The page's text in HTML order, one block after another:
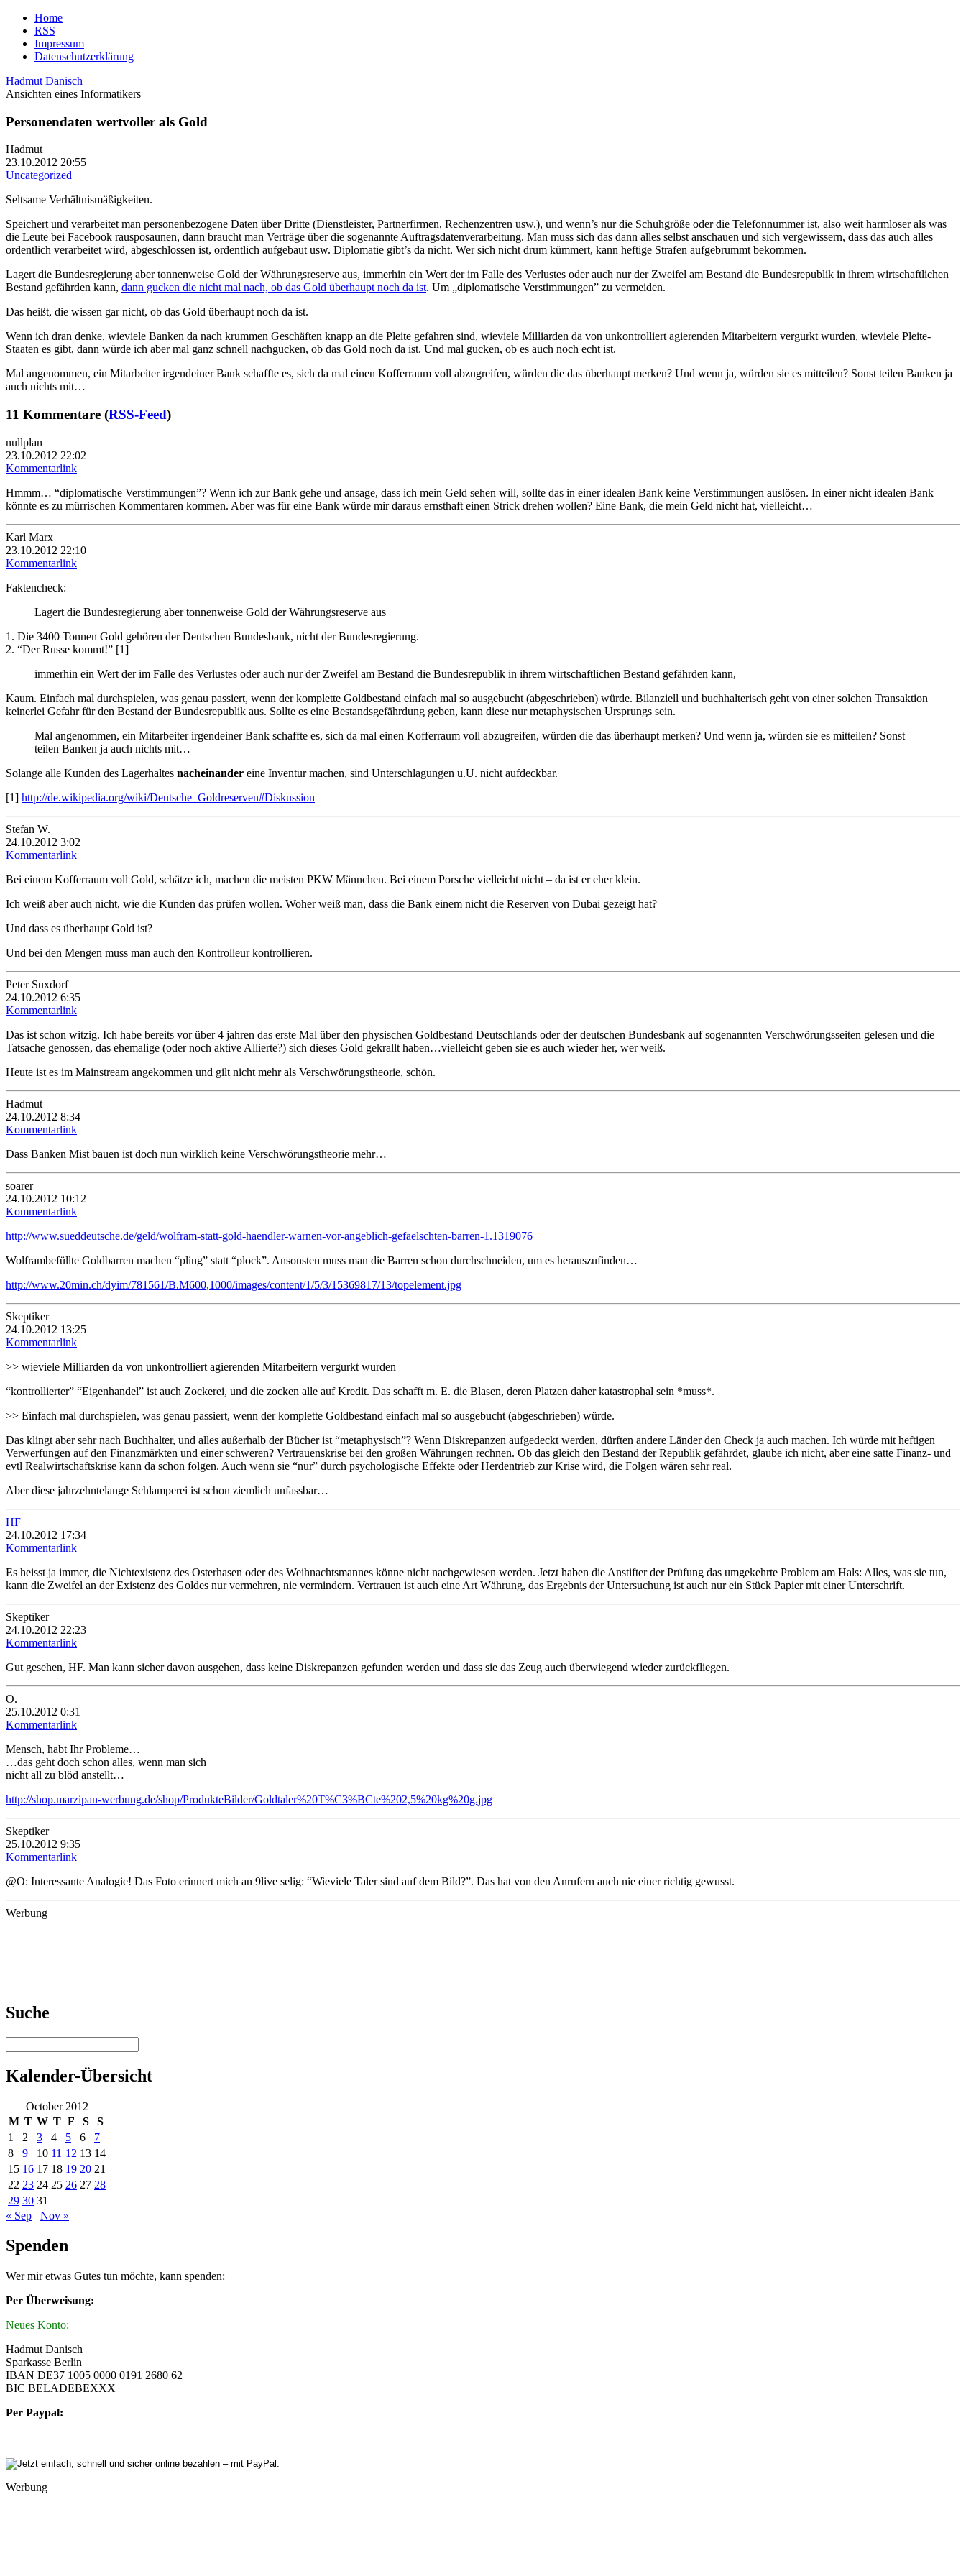
Home
RSS
Impressum
Datenschutzerklärung
Hadmut Danisch
Ansichten eines Informatikers
Personendaten wertvoller als Gold
Hadmut
23.10.2012 20:55
Uncategorized
Seltsame Verhältnismäßigkeiten.
Speichert und verarbeitet man personenbezogene Daten über Dritte (Dienstleister, Partnerfirmen, Rechenzentren usw.), und wenn’s nur die Schuhgröße oder die Telefonnummer ist, also weit harmloser als was
die Leute bei Facebook rausposaunen, dann braucht man Verträge über die sogenannte Auftragsdatenverarbeitung. Man muss sich das dann alles selbst anschauen und sich vergewissern, dass das auch alles
ordentlich verarbeitet wird, abgeschlossen ist, ordentlich aufgebaut usw. Diplomatie gibt’s da nicht. Wer sich nicht drum kümmert, kann heftige Strafen aufgebrummt bekommen.
Lagert die Bundesregierung aber tonnenweise Gold der Währungsreserve aus, immerhin ein Wert der im Falle des Verlustes oder auch nur der Zweifel am Bestand die Bundesrepublik in ihrem wirtschaftlichen
Bestand gefährden kann, dann gucken die nicht mal nach, ob das Gold überhaupt noch da ist. Um „diplomatische Verstimmungen” zu vermeiden.
Das heißt, die wissen gar nicht, ob das Gold überhaupt noch da ist.
Wenn ich dran denke, wieviele Banken da nach krummen Geschäften knapp an die Pleite gefahren sind, wieviele Milliarden da von unkontrolliert agierenden Mitarbeitern vergurkt wurden, wieviele Pleite-
Staaten es gibt, dann würde ich aber mal ganz schnell nachgucken, ob das Gold noch da ist. Und mal gucken, ob es auch noch echt ist.
Mal angenommen, ein Mitarbeiter irgendeiner Bank schaffte es, sich da mal einen Kofferraum voll abzugreifen, würden die das überhaupt merken? Und wenn ja, würden sie es mitteilen? Sonst teilen Banken ja
auch nichts mit…
11 Kommentare (RSS-Feed)
nullplan
23.10.2012 22:02
Kommentarlink
Hmmm… “diplomatische Verstimmungen”? Wenn ich zur Bank gehe und ansage, dass ich mein Geld sehen will, sollte das in einer idealen Bank keine Verstimmungen auslösen. In einer nicht idealen Bank
könnte es zu mürrischen Kommentaren kommen. Aber was für eine Bank würde mir daraus ernsthaft einen Strick drehen wollen? Eine Bank, die mein Geld nicht hat, vielleicht…
Karl Marx
23.10.2012 22:10
Kommentarlink
Faktencheck:
Lagert die Bundesregierung aber tonnenweise Gold der Währungsreserve aus
1. Die 3400 Tonnen Gold gehören der Deutschen Bundesbank, nicht der Bundesregierung.
2. “Der Russe kommt!” [1]
immerhin ein Wert der im Falle des Verlustes oder auch nur der Zweifel am Bestand die Bundesrepublik in ihrem wirtschaftlichen Bestand gefährden kann,
Kaum. Einfach mal durchspielen, was genau passiert, wenn der komplette Goldbestand einfach mal so ausgebucht (abgeschrieben) würde. Bilanziell und buchhalterisch geht von einer solchen Transaktion
keinerlei Gefahr für den Bestand der Bundesrepublik aus. Sollte es eine Bestandsgefährdung geben, kann diese nur metaphysischen Ursprungs sein.
Mal angenommen, ein Mitarbeiter irgendeiner Bank schaffte es, sich da mal einen Kofferraum voll abzugreifen, würden die das überhaupt merken? Und wenn ja, würden sie es mitteilen? Sonst
teilen Banken ja auch nichts mit…
Solange alle Kunden des Lagerhaltes nacheinander eine Inventur machen, sind Unterschlagungen u.U. nicht aufdeckbar.
[1] http://de.wikipedia.org/wiki/Deutsche_Goldreserven#Diskussion
Stefan W.
24.10.2012 3:02
Kommentarlink
Bei einem Kofferraum voll Gold, schätze ich, machen die meisten PKW Männchen. Bei einem Porsche vielleicht nicht – da ist er eher klein.
Ich weiß aber auch nicht, wie die Kunden das prüfen wollen. Woher weiß man, dass die Bank einem nicht die Reserven von Dubai gezeigt hat?
Und dass es überhaupt Gold ist?
Und bei den Mengen muss man auch den Kontrolleur kontrollieren.
Peter Suxdorf
24.10.2012 6:35
Kommentarlink
Das ist schon witzig. Ich habe bereits vor über 4 jahren das erste Mal über den physischen Goldbestand Deutschlands oder der deutschen Bundesbank auf sogenannten Verschwörungsseiten gelesen und die
Tatsache genossen, das ehemalige (oder noch aktive Allierte?) sich dieses Gold gekrallt haben…vielleicht geben sie es auch wieder her, wer weiß.
Heute ist es im Mainstream angekommen und gilt nicht mehr als Verschwörungstheorie, schön.
Hadmut
24.10.2012 8:34
Kommentarlink
Dass Banken Mist bauen ist doch nun wirklich keine Verschwörungstheorie mehr…
soarer
24.10.2012 10:12
Kommentarlink
http://www.sueddeutsche.de/geld/wolfram-statt-gold-haendler-warnen-vor-angeblich-gefaelschten-barren-1.1319076
Wolframbefüllte Goldbarren machen “pling” statt “plock”. Ansonsten muss man die Barren schon durchschneiden, um es herauszufinden…
http://www.20min.ch/dyim/781561/B.M600,1000/images/content/1/5/3/15369817/13/topelement.jpg
Skeptiker
24.10.2012 13:25
Kommentarlink
>> wieviele Milliarden da von unkontrolliert agierenden Mitarbeitern vergurkt wurden
“kontrollierter” “Eigenhandel” ist auch Zockerei, und die zocken alle auf Kredit. Das schafft m. E. die Blasen, deren Platzen daher katastrophal sein *muss*.
>> Einfach mal durchspielen, was genau passiert, wenn der komplette Goldbestand einfach mal so ausgebucht (abgeschrieben) würde.
Das klingt aber sehr nach Buchhalter, und alles außerhalb der Bücher ist “metaphysisch”? Wenn Diskrepanzen aufgedeckt werden, dürften andere Länder den Check ja auch machen. Ich würde mit heftigen
Verwerfungen auf den Finanzmärkten und einer schweren? Vertrauenskrise bei den großen Währungen rechnen. Ob das gleich den Bestand der Republik gefährdet, glaube ich nicht, aber eine satte Finanz- und
evtl Realwirtschaftskrise kann da schon folgen. Auch wenn sie “nur” durch psychologische Effekte oder Herdentrieb zur Krise wird, die Folgen wären sehr real.
Aber diese jahrzehntelange Schlamperei ist schon ziemlich unfassbar…
HF
24.10.2012 17:34
Kommentarlink
Es heisst ja immer, die Nichtexistenz des Osterhasen oder des Weihnachtsmannes könne nicht nachgewiesen werden. Jetzt haben die Anstifter der Prüfung das umgekehrte Problem am Hals: Alles, was sie tun,
kann die Zweifel an der Existenz des Goldes nur vermehren, nie vermindern. Vertrauen ist auch eine Art Währung, das Ergebnis der Untersuchung ist auch nur ein Stück Papier mit einer Unterschrift.
Skeptiker
24.10.2012 22:23
Kommentarlink
Gut gesehen, HF. Man kann sicher davon ausgehen, dass keine Diskrepanzen gefunden werden und dass sie das Zeug auch überwiegend wieder zurückfliegen.
O.
25.10.2012 0:31
Kommentarlink
Mensch, habt Ihr Probleme…
…das geht doch schon alles, wenn man sich
nicht all zu blöd anstellt…
http://shop.marzipan-werbung.de/shop/ProdukteBilder/Goldtaler%20T%C3%BCte%202,5%20kg%20g.jpg
Skeptiker
25.10.2012 9:35
Kommentarlink
@O: Interessante Analogie! Das Foto erinnert mich an 9live selig: “Wieviele Taler sind auf dem Bild?”. Das hat von den Anrufern auch nie einer richtig gewusst.
Werbung
Suche
Kalender-Übersicht
October 2012
M T W T F S
S
1
2 3 4 5 6
7
8
9 10 11 12 13 14
15 16 17 18 19 20 21
22 23 24 25 26 27 28
29 30 31
« Sep
Nov »
Spenden
Wer mir etwas Gutes tun möchte, kann spenden:
Per Überweisung:
Neues Konto:
Hadmut Danisch
Sparkasse Berlin
IBAN DE37 1005 0000 0191 2680 62
BIC BELADEBEXXX
Per Paypal:
Werbung